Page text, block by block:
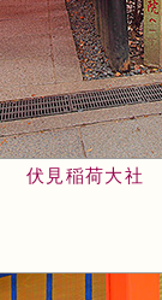
伏見稲荷大社